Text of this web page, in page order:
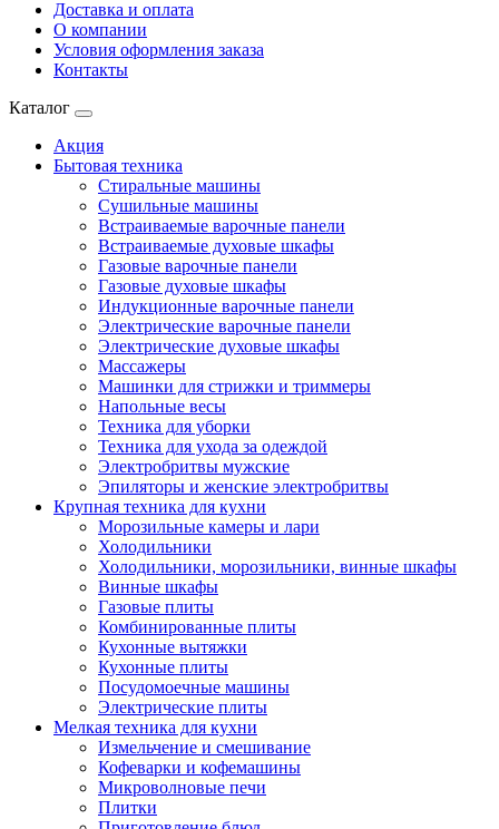
Доставка и оплата
О компании
Условия оформления заказа
Контакты
Каталог
Акция
Бытовая техника
Стиральные машины
Сушильные машины
Встраиваемые варочные панели
Встраиваемые духовые шкафы
Газовые варочные панели
Газовые духовые шкафы
Индукционные варочные панели
Электрические варочные панели
Электрические духовые шкафы
Массажеры
Машинки для стрижки и триммеры
Напольные весы
Техника для уборки
Техника для ухода за одеждой
Электробритвы мужские
Эпиляторы и женские электробритвы
Крупная техника для кухни
Морозильные камеры и лари
Холодильники
Холодильники, морозильники, винные шкафы
Винные шкафы
Газовые плиты
Комбинированные плиты
Кухонные вытяжки
Кухонные плиты
Посудомоечные машины
Электрические плиты
Мелкая техника для кухни
Измельчение и смешивание
Кофеварки и кофемашины
Микроволновые печи
Плитки